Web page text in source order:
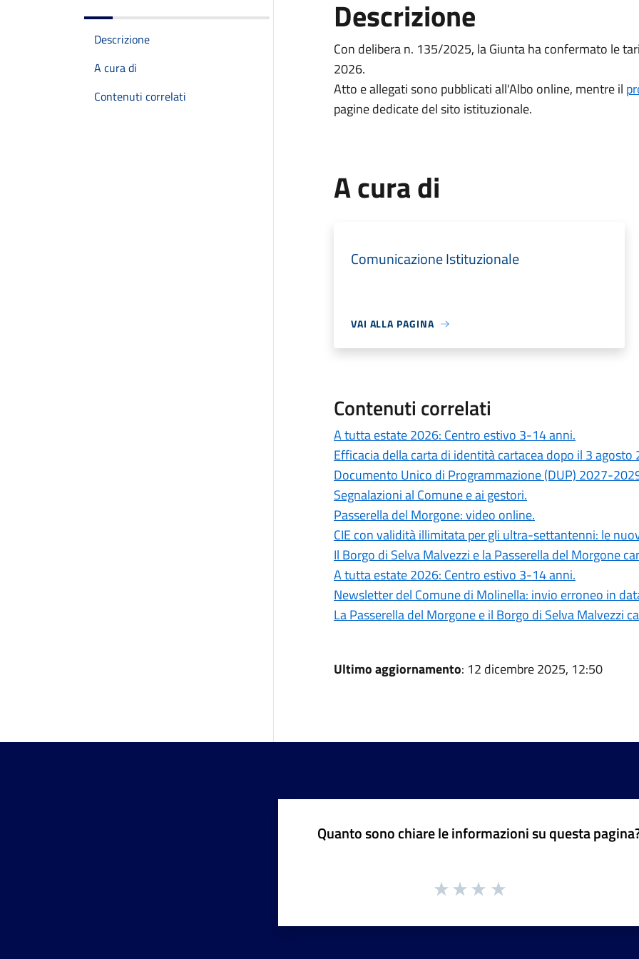
Descrizione
A cura di
Contenuti correlati
Descrizione
Con delibera n. 135/2025, la Giunta ha confermato le
2026.
Atto e allegati sono pubblicati all'Albo online, mentre il
pagine dedicate del sito istituzionale.
A cura di
Comunicazione Istituzionale
VAI ALLA PAGINA
Contenuti correlati
A tutta estate 2026: Centro estivo 3-14 anni.
Efficacia della carta di identità cartacea dopo il 3 agosto
Documento Unico di Programmazione (DUP) 2027-
Segnalazioni al Comune e ai gestori.
Passerella del Morgone: video online.
CIE con validità illimitata per gli ultra-settantenni: le
Il Borgo di Selva Malvezzi e la Passerella del Morgone
A tutta estate 2026: Centro estivo 3-14 anni.
Newsletter del Comune di Molinella: invio erroneo in
La Passerella del Morgone e il Borgo di Selva Malvezzi
Ultimo aggiornamento: 12 dicembre 2025, 12:50
Quanto sono chiare le informazioni su questa